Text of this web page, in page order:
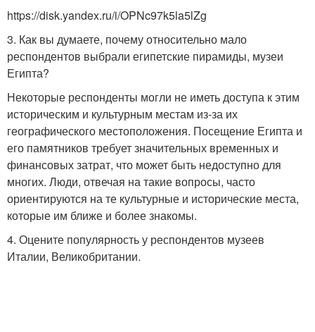
https://disk.yandex.ru/i/OPNc97k5la5lZg
3. Как вы думаете, почему относительно мало
респондентов выбрали египетские пирамиды, музеи
Египта?
Некоторые респонденты могли не иметь доступа к этим
историческим и культурным местам из-за их
географического местоположения. Посещение Египта и
его памятников требует значительных временных и
финансовых затрат, что может быть недоступно для
многих. Люди, отвечая на такие вопросы, часто
ориентируются на те культурные и исторические места,
которые им ближе и более знакомы.
4. Оцените популярность у респондентов музеев
Италии, Великобритании.